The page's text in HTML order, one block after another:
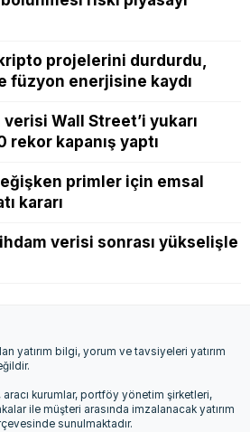
projelerini durdurdu,
füzyon enerjisine kaydı
Wall Street’i yukarı
rekor kapanış yaptı
primler için emsal
kararı
verisi sonrası yükselişle
yatırım bilgi, yorum ve tavsiyeleri yatırım
aracı kurumlar, portföy yönetim şirketleri,
ile müşteri arasında imzalanacak yatırım
sunulmaktadır.